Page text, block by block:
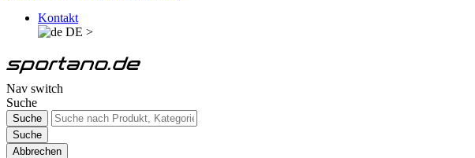
Kontakt
DE >
Nav switch
Suche
Suche
Suche
Abbrechen